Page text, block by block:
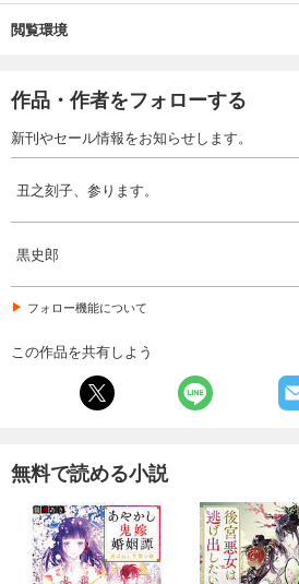
閲覧環境
作品・作者をフォローする
新刊やセール情報をお知らせします。
丑之刻子、参ります。
黒史郎
フォロー機能について
この作品を共有しよう
無料で読める小説